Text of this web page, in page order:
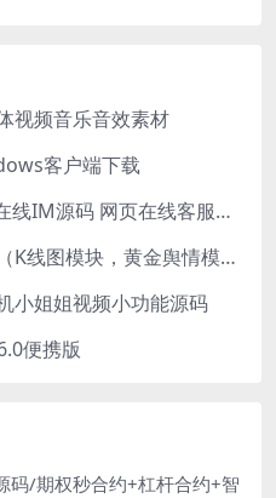
视频音乐音效素材
客户端下载
【视频教程】php客服在线IM源码 网页在线客服软件代码
新版黄金价格监控源码（K线图模块，黄金舆情模块，AI智能客服源码）
小姐姐视频小功能源码
便携版
码/期权秒合约+杠杆合约+智